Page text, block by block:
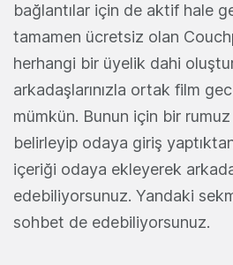
bağlantılar için de aktif hale
tamamen ücretsiz olan
herhangi bir üyelik dahi
arkadaşlarınızla ortak film
mümkün. Bunun için bir
belirleyip odaya giriş
içeriği odaya ekleyerek
edebiliyorsunuz. Yandaki
sohbet de edebiliyorsunuz.